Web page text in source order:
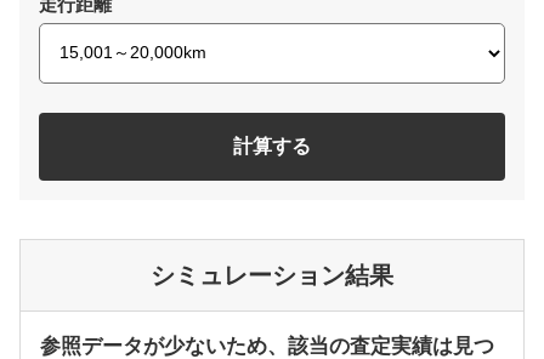
走行距離
計算する
シミュレーション結果
参照データが少ないため、該当の査定実績は見つ